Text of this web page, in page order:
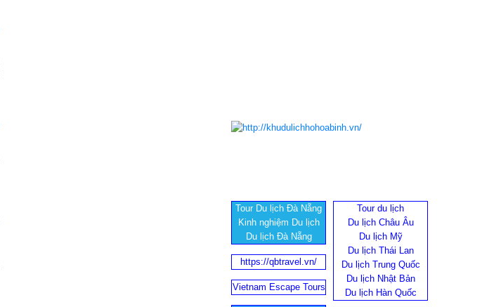
Tour Du lịch Đà Nẵng
Kinh nghiệm Du lịch
Du lịch Đà Nẵng
Tour du lịch
Du lịch Châu Âu
Du lịch Mỹ
Du lịch Thái Lan
Du lịch Trung Quốc
Du lịch Nhật Bản
Du lịch Hàn Quốc
https://qbtravel.vn/
Vietnam Escape Tours